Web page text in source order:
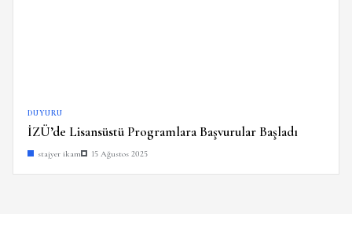
DUYURU
İZÜ’de Lisansüstü Programlara Başvurular Başladı
stajyer ikam 15 Ağustos 2025